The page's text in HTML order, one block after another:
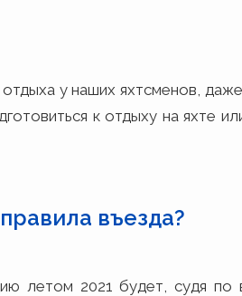
у наших яхтсменов, даже
к отдыху на яхте
въезда?
летом 2021 будет, судя по